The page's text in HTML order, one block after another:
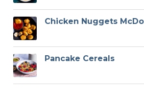
Chicken Nuggets
Pancake Cereals